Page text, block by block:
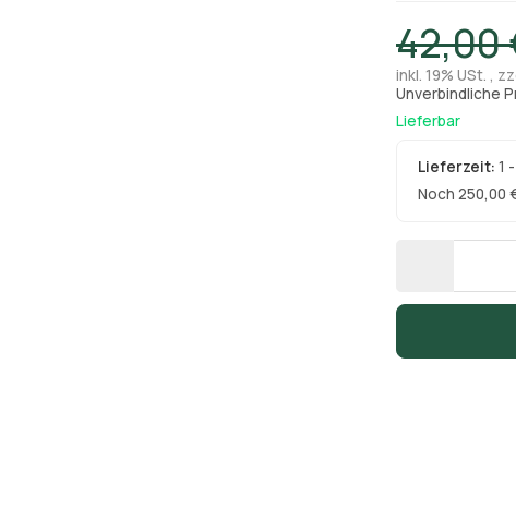
42,00
inkl. 19% USt. ,
Unverbindliche
Lieferbar
Lieferzeit:1
Noch 250,00